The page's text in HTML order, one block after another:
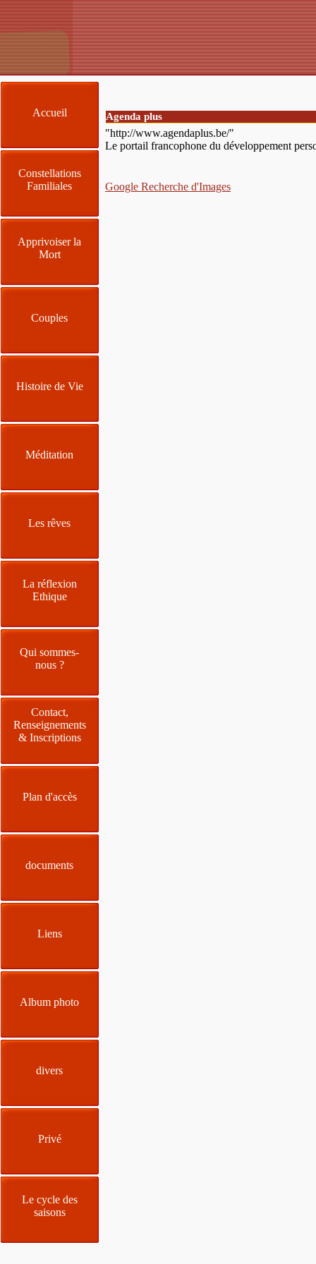
Accueil
Constellations
Familiales
Apprivoiser la
Mort
Couples
Histoire de Vie
Méditation
Les rêves
La réflexion
Ethique
Qui sommes-
nous ?
Contact,
Renseignements
& Inscriptions
Plan d'accès
documents
Liens
Album photo
divers
Privé
Le cycle des
saisons
Agenda plus
"http://www.agendaplus.be/"
Le portail francophone du développement
Google Recherche d'Images